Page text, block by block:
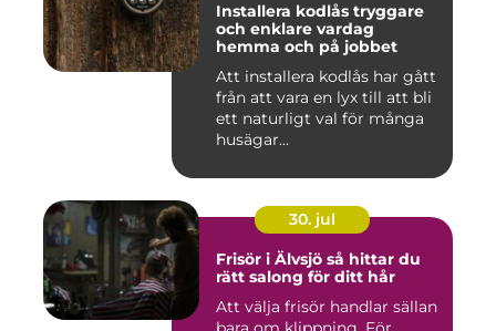
Installera kodlås tryggare
och enklare vardag
hemma och på jobbet
Att installera kodlås har gått
från att vara en lyx till att bli
ett naturligt val för många
husägar...
30. jul
Frisör i Älvsjö så hittar du
rätt salong för ditt hår
Att välja frisör handlar sällan